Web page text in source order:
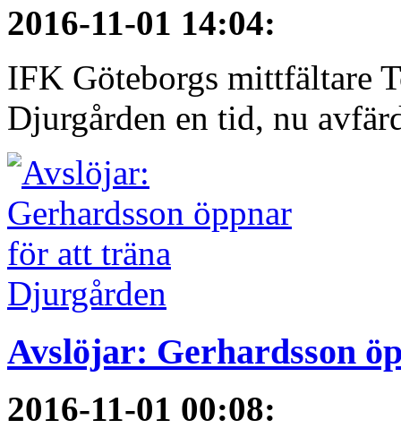
2016-11-01 14:04:
IFK Göteborgs mittfältare
Djurgården en tid, nu
Avslöjar: Gerhardsson
2016-11-01 00:08: